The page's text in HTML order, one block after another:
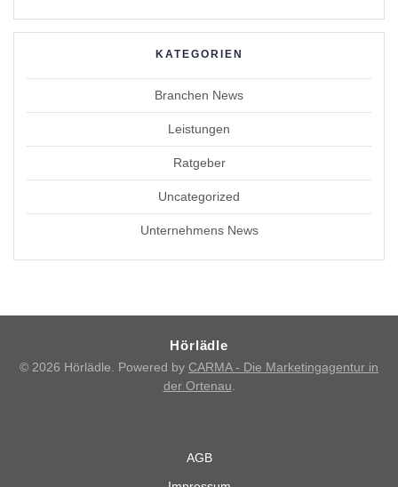
KATEGORIEN
Branchen News
Leistungen
Ratgeber
Uncategorized
Unternehmens News
Hörlädle
© 2026 Hörlädle. Powered by CARMA - Die Marketingagentur in
der Ortenau
AGB